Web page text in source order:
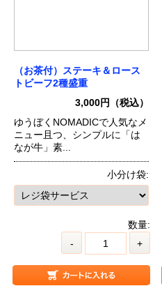
（お茶付）ステーキ＆ロース
トビーフ2種盛重
3,000円（税込）
ゆうぼくNOMADICで人気なメ
ニュー且つ、シンプルに「は
なが牛」素...
小分け袋:
数量:
-
+